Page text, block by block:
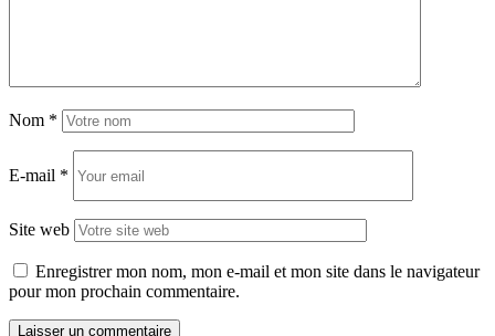
Nom *
E-mail *
Site web
Enregistrer mon nom, mon e-mail et mon site dans le navigateur
pour mon prochain commentaire.